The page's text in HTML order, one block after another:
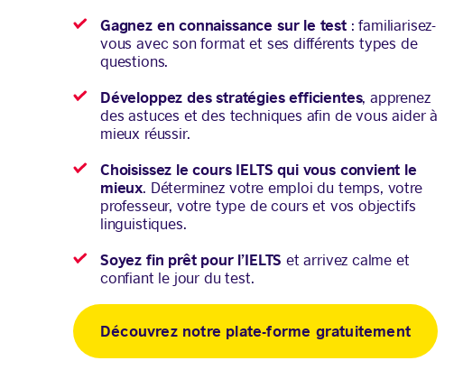
Gagnez en connaissance sur le test: familiarisez-
vous avec son format et ses différents types de
questions.
Développez des stratégies efficientes, apprenez
des astuces et des techniques afin de vous aider à
mieux réussir.
Choisissez le cours IELTS qui vous convient le
mieux. Déterminez votre emploi du temps, votre
professeur, votre type de cours et vos objectifs
linguistiques.
Soyez fin prêt pour l’IELTS et arrivez calme et
confiant le jour du test.
Découvrez notre plate-forme gratuitement